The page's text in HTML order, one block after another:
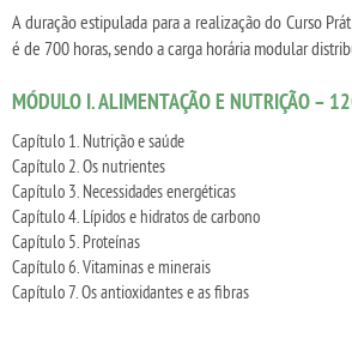
A duração estipulada para a realização do Curso
é de 700 horas, sendo a carga horária modular
MÓDULO I. ALIMENTAÇÃO E NUTRIÇÃO –
Capítulo 1. Nutrição e saúde
Capítulo 2. Os nutrientes
Capítulo 3. Necessidades energéticas
Capítulo 4. Lípidos e hidratos de carbono
Capítulo 5. Proteínas
Capítulo 6. Vitaminas e minerais
Capítulo 7. Os antioxidantes e as fibras